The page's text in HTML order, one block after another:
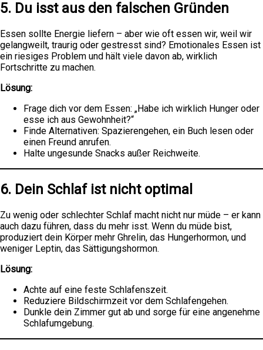
5. Du isst aus den falschen Gründen
Essen sollte Energie liefern – aber wie oft essen wir, weil wir
gelangweilt, traurig oder gestresst sind? Emotionales Essen ist
ein riesiges Problem und hält viele davon ab, wirklich
Fortschritte zu machen.
Lösung:
Frage dich vor dem Essen: „Habe ich wirklich Hunger oder
esse ich aus Gewohnheit?“
Finde Alternativen: Spazierengehen, ein Buch lesen oder
einen Freund anrufen.
Halte ungesunde Snacks außer Reichweite.
6. Dein Schlaf ist nicht optimal
Zu wenig oder schlechter Schlaf macht nicht nur müde – er kann
auch dazu führen, dass du mehr isst. Wenn du müde bist,
produziert dein Körper mehr Ghrelin, das Hungerhormon, und
weniger Leptin, das Sättigungshormon.
Lösung:
Achte auf eine feste Schlafenszeit.
Reduziere Bildschirmzeit vor dem Schlafengehen.
Dunkle dein Zimmer gut ab und sorge für eine angenehme
Schlafumgebung.